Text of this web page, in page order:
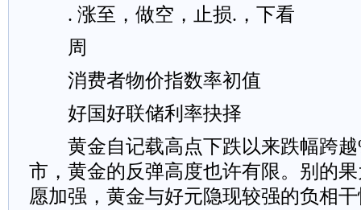
. 涨至，做空，止损.，下看
周
消费者物价指数率初值
好国好联储利率抉择
黄金自记载高点下跌以来跌幅跨越
市，黄金的反弹高度也许有限。别的
愿加强，黄金与好元隐现较强的负相